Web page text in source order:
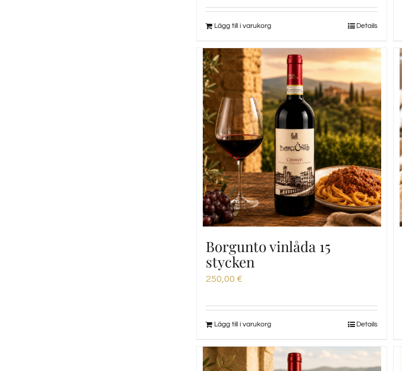
Lägg till i varukorg Details
Borgunto vinlåda 15
stycken
250,00 €
Lägg till i varukorg Details